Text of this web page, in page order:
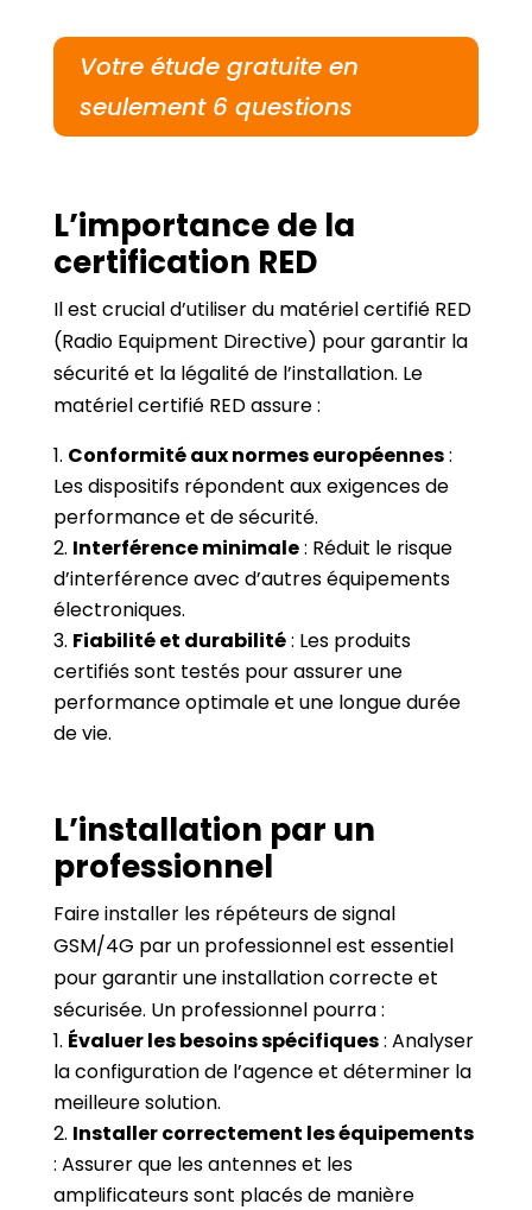
Votre étude gratuite en
seulement 6 questions
L’importance de la
certification RED
Il est crucial d’utiliser du matériel certifié RED
(Radio Equipment Directive) pour garantir la
sécurité et la légalité de l’installation. Le
matériel certifié RED assure :
Conformité aux normes européennes:
Les dispositifs répondent aux exigences de
performance et de sécurité.
Interférence minimale: Réduit le risque
d’interférence avec d’autres équipements
électroniques.
Fiabilité et durabilité: Les produits
certifiés sont testés pour assurer une
performance optimale et une longue durée
de vie.
L’installation par un
professionnel
Faire installer les répéteurs de signal
GSM/4G par un professionnel est essentiel
pour garantir une installation correcte et
sécurisée. Un professionnel pourra :
Évaluer les besoins spécifiques: Analyser
la configuration de l’agence et déterminer la
meilleure solution.
Installer correctement les équipements
: Assurer que les antennes et les
amplificateurs sont placés de manière